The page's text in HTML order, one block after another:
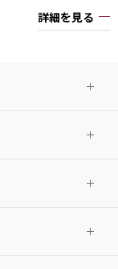
詳細を見る